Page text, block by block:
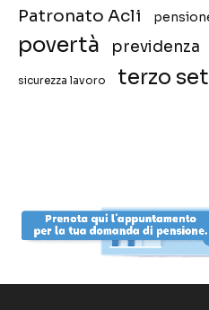
Patronato Acli
povertà previdenza
sicurezza lavoro terzo